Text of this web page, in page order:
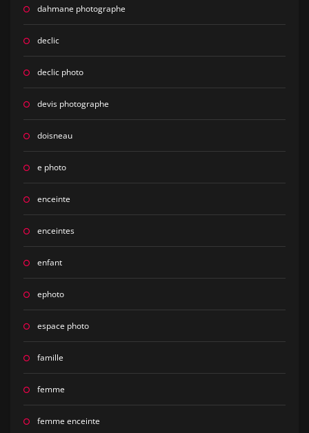
dahmane photographe
declic
declic photo
devis photographe
doisneau
e photo
enceinte
enceintes
enfant
ephoto
espace photo
famille
femme
femme enceinte